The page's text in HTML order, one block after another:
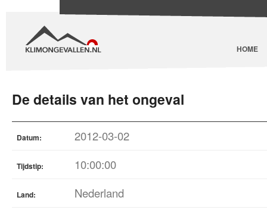
HOME
De details van het ongeval
Datum: 2012-03-02
Tijdstip: 10:00:00
Land: Nederland